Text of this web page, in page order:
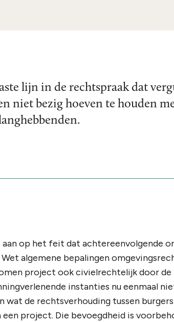
lijn in de rechtspraak dat
niet bezig hoeven te houden
aan op het feit dat achtereenvolgende
algemene bepalingen
project ook civielrechtelijk door de
instanties nu eenmaal
wat de rechtsverhouding tussen
een project. Die bevoegdheid is